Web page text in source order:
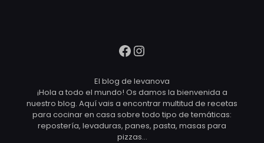
Facebook
Instagram
El blog de levanova
¡Hola a todo el mundo! Os damos la bienvenida a
nuestro blog. Aquí vais a encontrar multitud de recetas
para cocinar en casa sobre todo tipo de temáticas:
repostería, levaduras, panes, pasta, masas para
pizzas…